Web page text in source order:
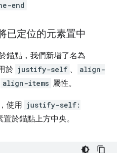
end
已定位的元素置中
錨點，我們新增了名為
於 justify-self 、
align-
align-items 屬性。
使用 justify-self:
於錨點上方中央。